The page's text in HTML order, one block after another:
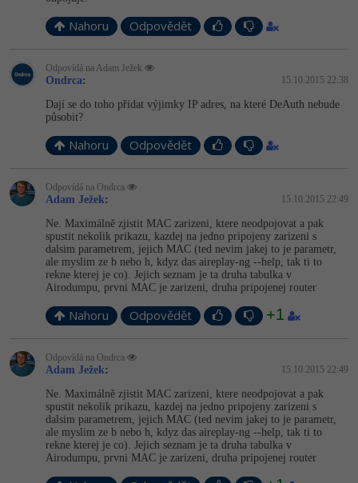
Nahoru Odpovědět
Odpovídá na Adam Ježek
Ondrca: 15.10.2015 22:38
Dají se do toho přidat výjimky IP adres, na které DeAuth nebude
působit?
Nahoru Odpovědět
Odpovídá na Ondrca
Adam Ježek: 15.10.2015 22:49
Ne. Maximálně zjistit MAC zarizeni, ktere neodpojovat a pak
spustit nekolik prikazu, kazdej na jedno pripojeny zarizeni s
dalsim parametrem, jejich MAC (ted nevim jakej to je parametr,
ale myslim ze b nebo h, kdyz das aireplay-ng --help, tak ti to
rekne kterej je co). Jejich seznam je ta druha tabulka v
Airodumpu, prvni MAC je zarizeni, druha pripojenej router
Nahoru Odpovědět +1
Odpovídá na Ondrca
Adam Ježek: 15.10.2015 22:49
Ne. Maximálně zjistit MAC zarizeni, ktere neodpojovat a pak
spustit nekolik prikazu, kazdej na jedno pripojeny zarizeni s
dalsim parametrem, jejich MAC (ted nevim jakej to je parametr,
ale myslim ze b nebo h, kdyz das aireplay-ng --help, tak ti to
rekne kterej je co). Jejich seznam je ta druha tabulka v
Airodumpu, prvni MAC je zarizeni, druha pripojenej router